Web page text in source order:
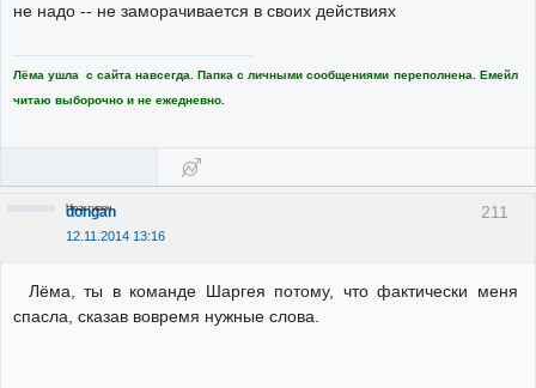
не надо -- не заморачивается в своих действиях
Лёма ушла с сайта навсегда. Папка с личными сообщениями переполнена. Емейл
читаю выборочно и не ежедневно.
211
dongan
12.11.2014 13:16
Неактивен
Лёма, ты в команде Шаргея потому, что фактически меня
спасла, сказав вовремя нужные слова.